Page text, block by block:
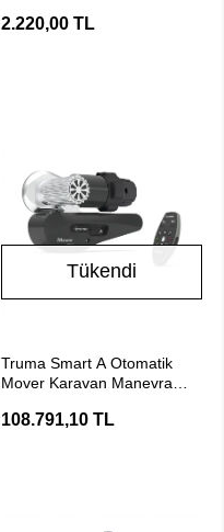
2.220,00 TL
Tükendi
Truma Smart A Otomatik
Mover Karavan Manevra
108.791,10 TL